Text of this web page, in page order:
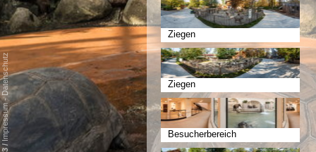
Ziegen
Ziegen
Besucherbereich
/
Impressum
-
Datenschutz